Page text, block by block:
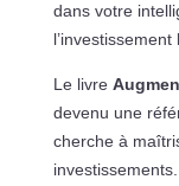
dans votre
Le livre
devenu une
cherche à